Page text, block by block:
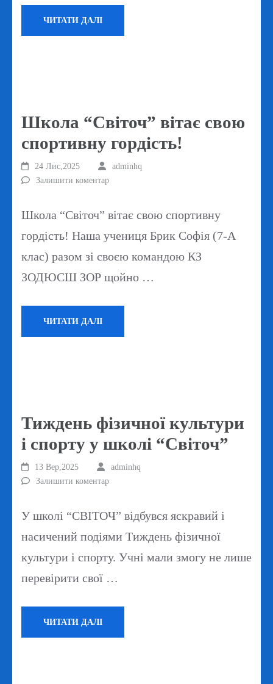
ЧИТАТИ ДАЛІ
Школа “Світоч” вітає свою
спортивну гордість!
24 Лис,2025
adminhq
Залишити коментар
Школа “Світоч” вітає свою спортивну
гордість! Наша учениця Брик Софія (7-А
клас) разом зі своєю командою КЗ
ЗОДЮСШ ЗОР щойно …
ЧИТАТИ ДАЛІ
Тиждень фізичної культури
і спорту у школі “Світоч”
13 Вер,2025
adminhq
Залишити коментар
У школі “СВІТОЧ” відбувся яскравий і
насичений подіями Тиждень фізичної
культури і спорту. Учні мали змогу не лише
перевірити свої …
ЧИТАТИ ДАЛІ